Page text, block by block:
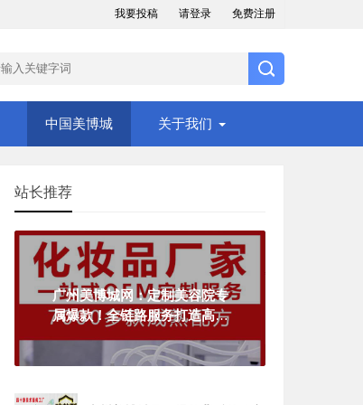
我要投稿 请登录 免费注册
中国美博城 关于我们
站长推荐
广州美博城网：定制美容院专
属爆款！全链路服务打造高利